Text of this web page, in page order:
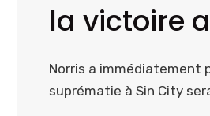
la victoire
Norris a immédiatement
suprématie à Sin City